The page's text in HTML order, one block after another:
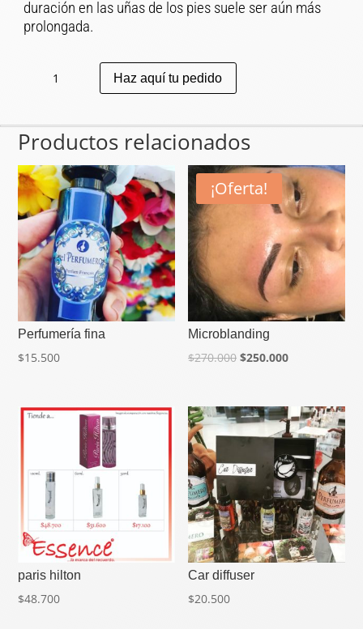
duración en las uñas de los pies suele ser aún más
prolongada.
Manicure
Semipermanente
cantidad
Haz aquí tu pedido
Productos relacionados
Perfumería fina
$15.500
¡Oferta!
Microblanding
$270.000 $250.000
paris hilton
$48.700
Car diffuser
$20.500